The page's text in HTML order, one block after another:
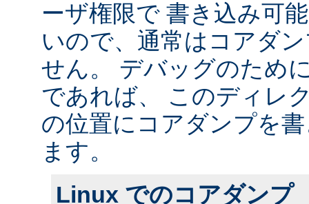
ーザ権限で 書き込み可
いので、通常はコアダ
せん。 デバッグのため
であれば、 このディレ
の位置にコアダンプを
ます。
Linux でのコアダンプ